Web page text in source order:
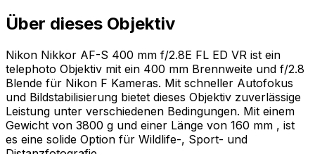
Über dieses Objektiv
Nikon Nikkor AF-S 400 mm f/2.8E FL ED VR ist ein
telephoto Objektiv mit ein 400 mm Brennweite und f/2.8
Blende für Nikon F Kameras. Mit schneller Autofokus
und Bildstabilisierung bietet dieses Objektiv zuverlässige
Leistung unter verschiedenen Bedingungen. Mit einem
Gewicht von 3800 g und einer Länge von 160 mm , ist
es eine solide Option für Wildlife-, Sport- und